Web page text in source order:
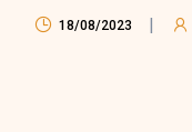
18/08/2023